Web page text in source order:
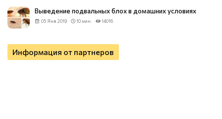
Выведение подвальных блох в домашних условиях
05 Янв 2019 10 мин. 14016
Информация от партнеров